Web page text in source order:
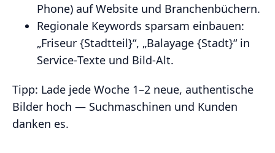
Phone) auf Website und Branchenbüchern.
Regionale Keywords sparsam einbauen:
„Friseur {Stadtteil}“, „Balayage {Stadt}“ in
Service‑Texte und Bild‑Alt.
Tipp: Lade jede Woche 1–2 neue, authentische
Bilder hoch — Suchmaschinen und Kunden
danken es.